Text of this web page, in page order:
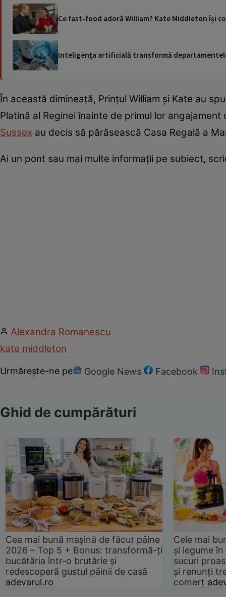
Ce fast-food adoră William? Kate Middleton își
Inteligența artificială transformă
În această dimineață, Prințul William și Kate au
Platină al Reginei înainte de primul lor
Sussex au decis să părăsească Casa Regală a
Ai un pont sau mai multe informații pe subiect,
Alexandra Romanescu
kate middleton
Urmărește-ne pe Google News Facebook
Ghid de cumpărături
Cea mai bună mașină de făcut pâine
2026 – Top 5 + Bonus: transformă-ți
bucătăria într-o brutărie și
redescoperă gustul pâinii de casă
adevarul.ro
Cele mai
și legume
sucuri
și renunți
comerț